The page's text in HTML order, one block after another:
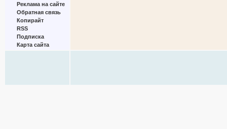
Реклама на сайте
Обратная связь
Копирайт
RSS
Подписка
Карта сайта